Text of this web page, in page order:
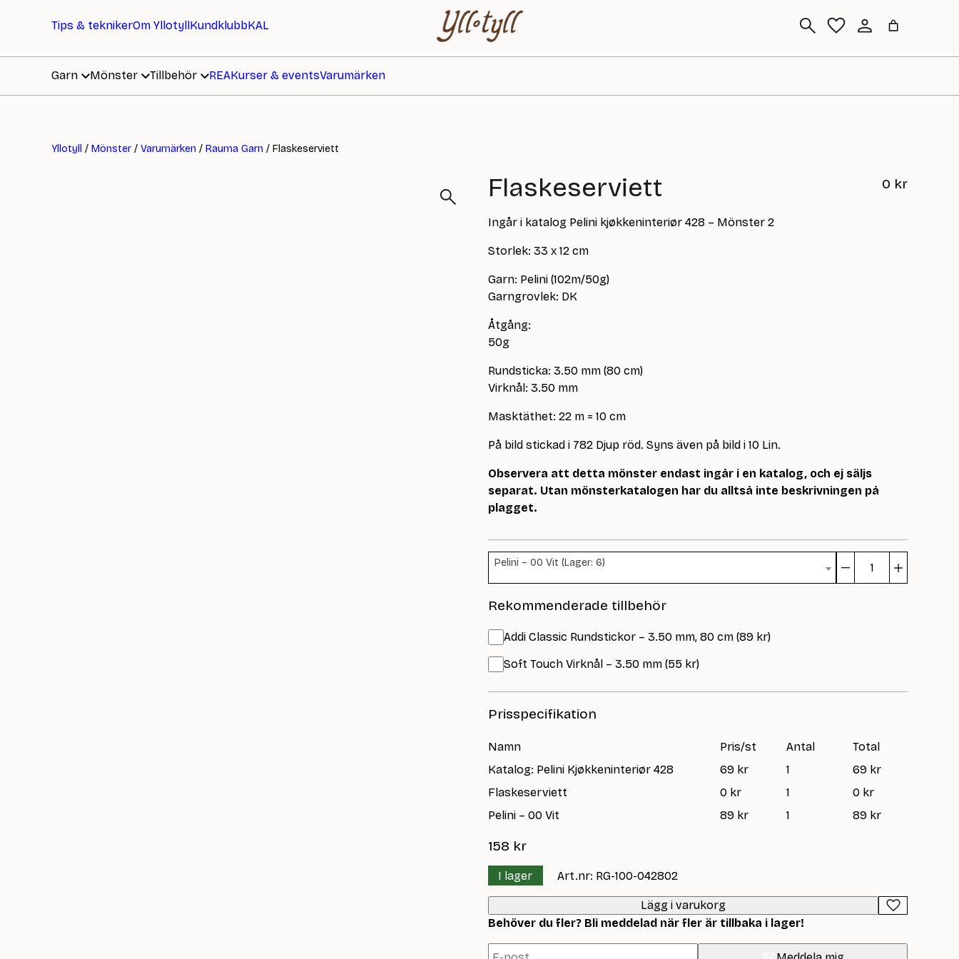
Tips & teknikerOm Yllotyll KundklubbKAL
Garn
Mönster Tillbehör REAKurser & eventsVarumärken
Yllotyll / Mönster/ Varumärken / Rauma Garn / Flaskeserviett
Flaskeserviett 0 kr
Ingår i katalog Pelini kjøkkeninteriør 428 – Mönster 2
Storlek: 33 x 12 cm
Garn: Pelini (102m/50g)
Garngrovlek: DK
Åtgång:
50g
Rundsticka: 3.50 mm (80 cm)
Virknål: 3.50 mm
Masktäthet: 22 m = 10 cm
På bild stickad i 782 Djup röd. Syns även på bild i 10 Lin.
Observera att detta mönster endast ingår i en katalog, och ej säljs
separat. Utan mönsterkatalogen har du alltså inte beskrivningen på
plagget.
Pelini – 00 Vit (Lager: 6)
Rekommenderade tillbehör
Addi Classic Rundstickor – 3.50 mm, 80 cm (89 kr)
Soft Touch Virknål – 3.50 mm (55 kr)
Prisspecifikation
Namn Pris/st Antal
Total
Katalog: Pelini Kjøkkeninteriør 428
69 kr 1
69 kr
Flaskeserviett
0 kr 1
0 kr
Pelini – 00 Vit
89 kr 1 89 kr
158 kr
I lager Art.nr: RG-100-042802
Lägg i varukorg
Behöver du fler? Bli meddelad när fler är tillbaka i lager!